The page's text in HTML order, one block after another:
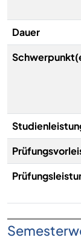
Dauer